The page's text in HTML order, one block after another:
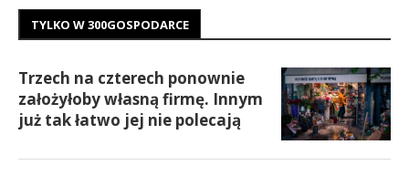
TYLKO W 300GOSPODARCE
Trzech na czterech ponownie
założyłoby własną firmę. Innym
już tak łatwo jej nie polecają